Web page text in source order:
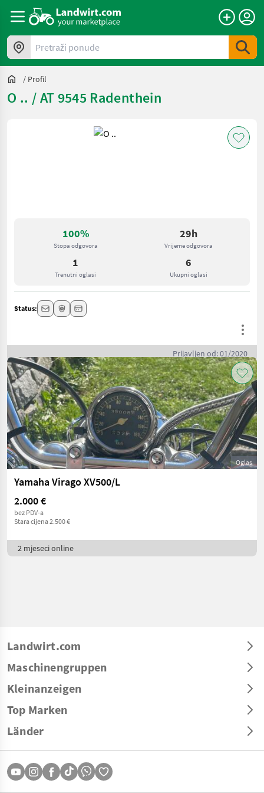
Pretraži ponude
/ Profil
O .. / AT 9545 Radenthein
100%
Stopa odgovora
29h
Vrijeme odgovora
1
Trenutni oglasi
6
Ukupni oglasi
Status:
Prijavljen od: 01/2020
Oglas
Yamaha Virago XV500/L
2.000 €
bez PDV-a
Stara cijena 2.500 €
2 mjeseci online
Landwirt.com
Maschinengruppen
Kleinanzeigen
Top Marken
Länder